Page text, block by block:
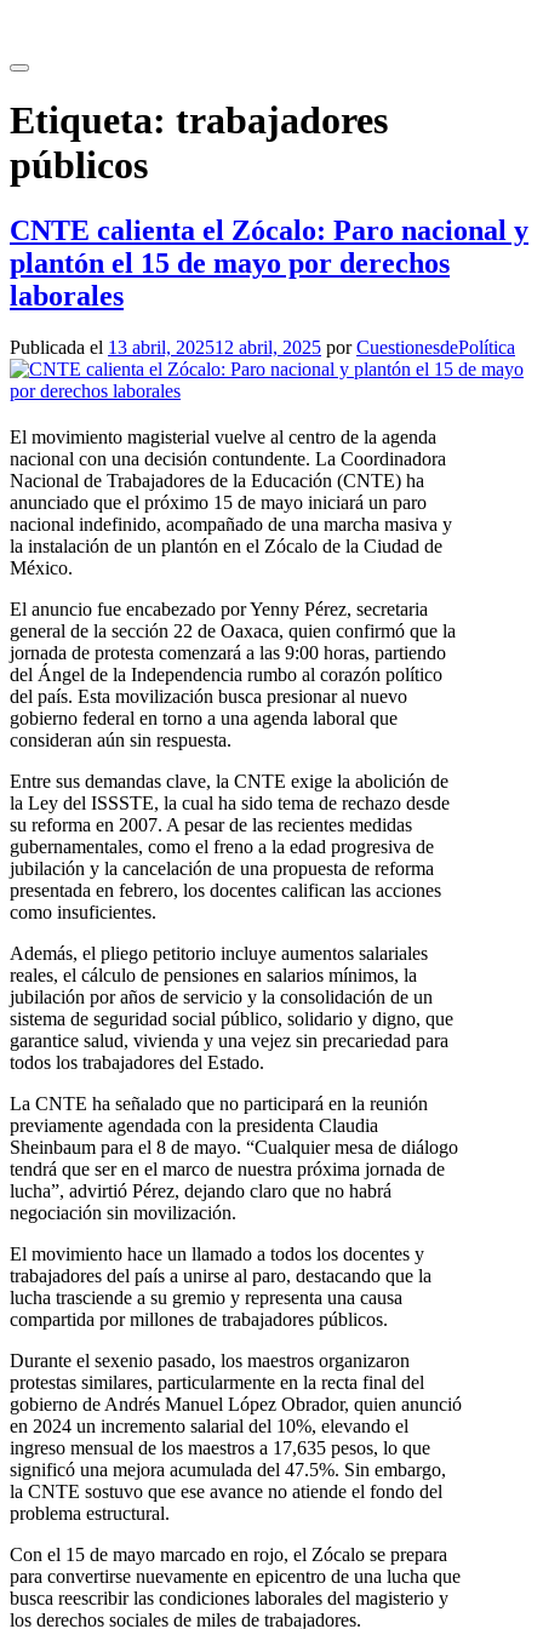
contenido
Etiqueta: trabajadores
públicos
CNTE calienta el Zócalo: Paro nacional y
plantón el 15 de mayo por derechos
laborales
Publicada el 13 abril, 202512 abril, 2025 porCuestionesdePolítica
El movimiento magisterial vuelve al centro de la agenda
nacional con una decisión contundente. La Coordinadora
Nacional de Trabajadores de la Educación (CNTE) ha
anunciado que el próximo 15 de mayo iniciará un paro
nacional indefinido, acompañado de una marcha masiva y
la instalación de un plantón en el Zócalo de la Ciudad de
México.
El anuncio fue encabezado por Yenny Pérez, secretaria
general de la sección 22 de Oaxaca, quien confirmó que la
jornada de protesta comenzará a las 9:00 horas, partiendo
del Ángel de la Independencia rumbo al corazón político
del país. Esta movilización busca presionar al nuevo
gobierno federal en torno a una agenda laboral que
consideran aún sin respuesta.
Entre sus demandas clave, la CNTE exige la abolición de
la Ley del ISSSTE, la cual ha sido tema de rechazo desde
su reforma en 2007. A pesar de las recientes medidas
gubernamentales, como el freno a la edad progresiva de
jubilación y la cancelación de una propuesta de reforma
presentada en febrero, los docentes califican las acciones
como insuficientes.
Además, el pliego petitorio incluye aumentos salariales
reales, el cálculo de pensiones en salarios mínimos, la
jubilación por años de servicio y la consolidación de un
sistema de seguridad social público, solidario y digno, que
garantice salud, vivienda y una vejez sin precariedad para
todos los trabajadores del Estado.
La CNTE ha señalado que no participará en la reunión
previamente agendada con la presidenta Claudia
Sheinbaum para el 8 de mayo. “Cualquier mesa de diálogo
tendrá que ser en el marco de nuestra próxima jornada de
lucha”, advirtió Pérez, dejando claro que no habrá
negociación sin movilización.
El movimiento hace un llamado a todos los docentes y
trabajadores del país a unirse al paro, destacando que la
lucha trasciende a su gremio y representa una causa
compartida por millones de trabajadores públicos.
Durante el sexenio pasado, los maestros organizaron
protestas similares, particularmente en la recta final del
gobierno de Andrés Manuel López Obrador, quien anunció
en 2024 un incremento salarial del 10%, elevando el
ingreso mensual de los maestros a 17,635 pesos, lo que
significó una mejora acumulada del 47.5%. Sin embargo,
la CNTE sostuvo que ese avance no atiende el fondo del
problema estructural.
Con el 15 de mayo marcado en rojo, el Zócalo se prepara
para convertirse nuevamente en epicentro de una lucha que
busca reescribir las condiciones laborales del magisterio y
los derechos sociales de miles de trabajadores.